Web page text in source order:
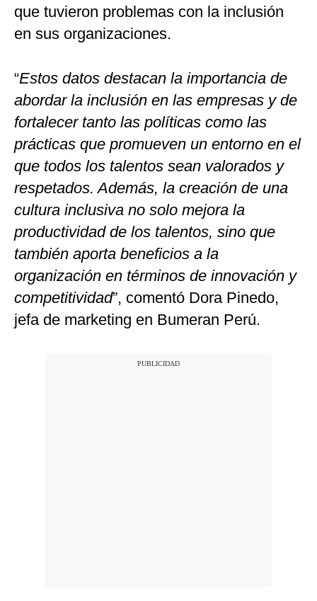
que tuvieron problemas con la inclusión
en sus organizaciones.
“Estos datos destacan la importancia de
abordar la inclusión en las empresas y de
fortalecer tanto las políticas como las
prácticas que promueven un entorno en el
que todos los talentos sean valorados y
respetados. Además, la creación de una
cultura inclusiva no solo mejora la
productividad de los talentos, sino que
también aporta beneficios a la
organización en términos de innovación y
competitividad”, comentó Dora Pinedo,
jefa de marketing en Bumeran Perú.